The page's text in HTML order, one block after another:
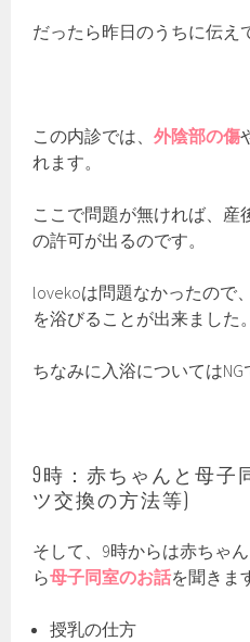
だったら昨日のうちに伝
この内診では、外陰部の傷
れます。
ここで問題が無ければ、産
の許可が出るのです。
lovekoは問題なかったので
を浴びることが出来ました。
ちなみに入浴についてはNG
9時：赤ちゃんと母子
ツ交換の方法等)
そして、9時からは赤ちゃ
ら母子同室のお話を聞きま
授乳の仕方